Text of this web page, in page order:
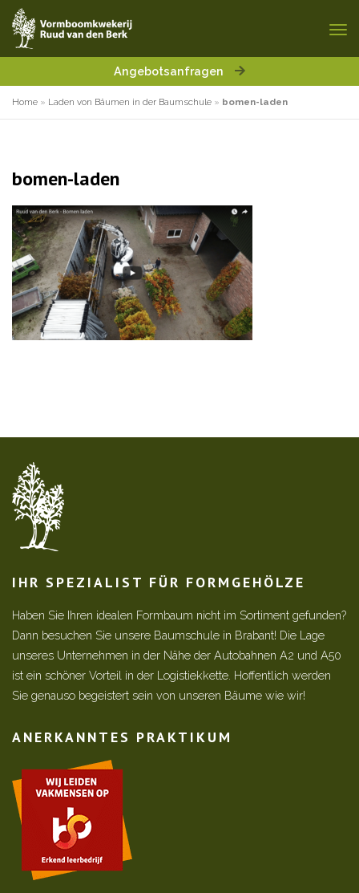
Angebotsanfragen
Home » Laden von Bäumen in der Baumschule » bomen-laden
bomen-laden
IHR SPEZIALIST FÜR FORMGEHÖLZE
Haben Sie Ihren idealen Formbaum nicht im Sortiment gefunden?
Dann besuchen Sie unsere Baumschule in Brabant! Die Lage
unseres Unternehmen in der Nähe der Autobahnen A2 und A50
ist ein schöner Vorteil in der Logistiekkette. Hoffentlich werden
Sie genauso begeistert sein von unseren Bäume wie wir!
ANERKANNTES PRAKTIKUM